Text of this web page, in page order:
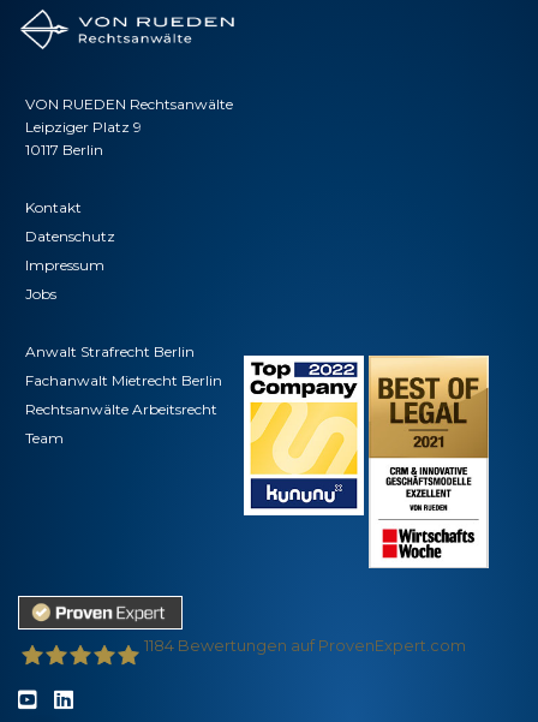
VON RUEDEN Rechtsanwälte
Leipziger Platz 9
10117 Berlin
Kontakt
Datenschutz
Impressum
Jobs
Anwalt Strafrecht Berlin
Fachanwalt Mietrecht Berlin
Rechtsanwälte Arbeitsrecht
Team
1184 Bewertungen auf ProvenExpert.com